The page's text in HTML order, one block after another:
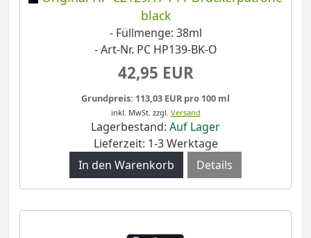
black
- Füllmenge: 38ml
- Art-Nr. PC HP139-BK-O
42,95 EUR
Grundpreis: 113,03 EUR pro 100 ml
inkl. MwSt. zzgl. Versand
Lagerbestand: Auf Lager
Lieferzeit: 1-3 Werktage
Details